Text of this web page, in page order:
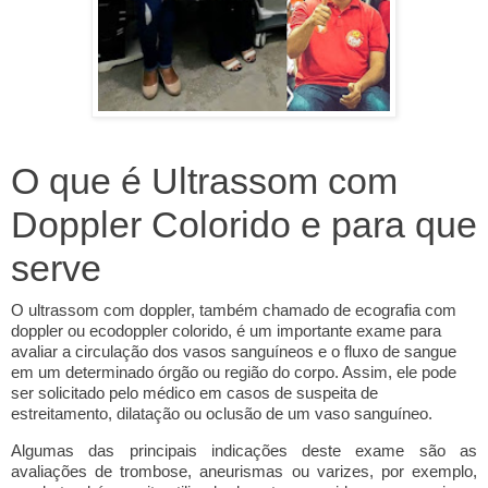
O que é Ultrassom com
Doppler Colorido e para que
serve
O ultrassom com doppler, também chamado de ecografia com
doppler ou ecodoppler colorido, é um importante exame para
avaliar a circulação dos vasos sanguíneos e o fluxo de sangue
em um determinado órgão ou região do corpo. Assim, ele pode
ser solicitado pelo médico em casos de suspeita de
estreitamento, dilatação ou oclusão de um vaso sanguíneo.
Algumas das principais indicações deste exame são as
avaliações de trombose, aneurismas ou varizes, por exemplo,